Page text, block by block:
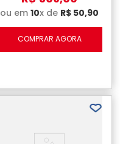
ou em 10x de R$ 50,90
COMPRAR AGORA